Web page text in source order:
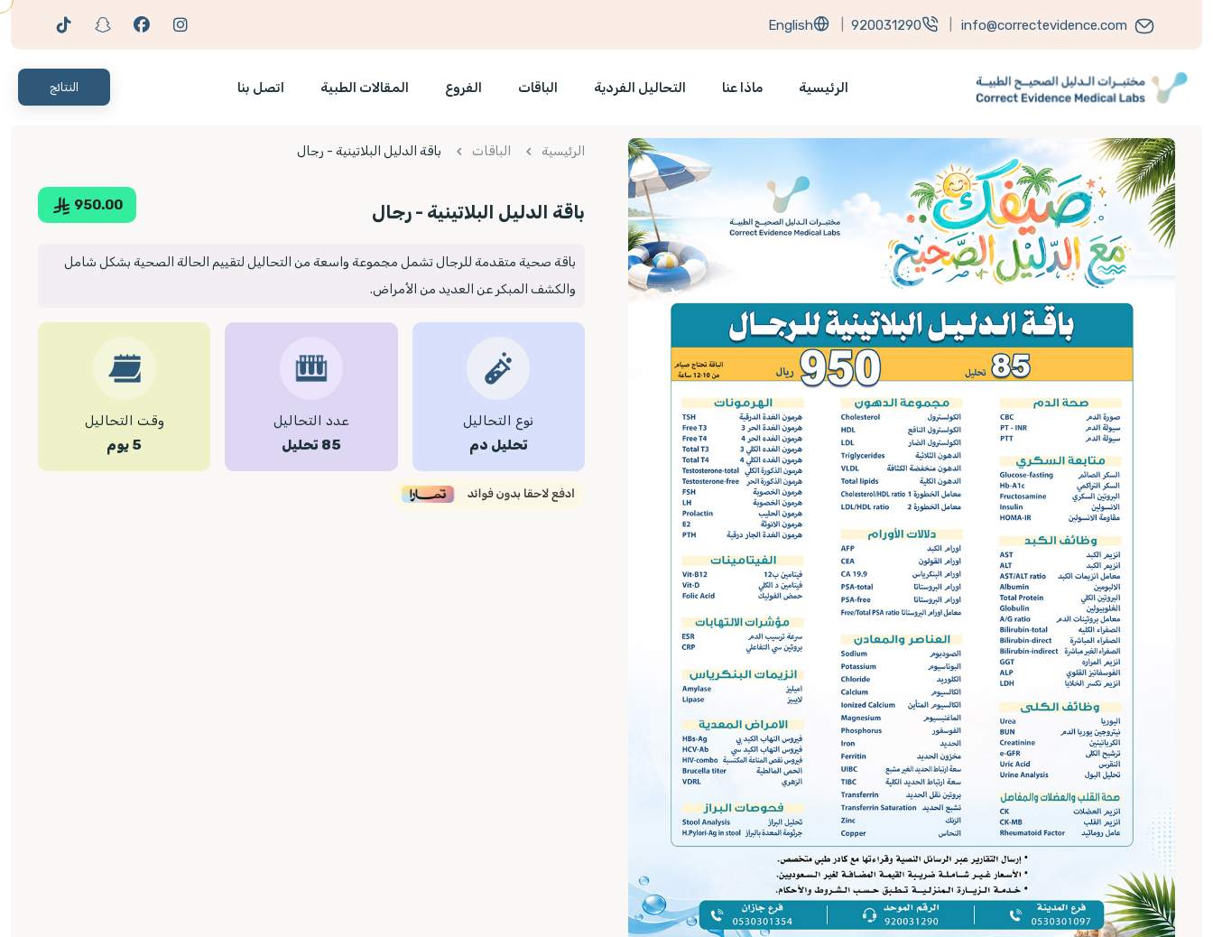
info@correctevidence.com
920031290
English
الرئيسية ماذا عنا التحاليل الفردية الباقات الفروع المقالات الطبية اتصل بنا النتائج
الرئيسية الباقات باقة الدليل البلاتينية - رجال
باقة الدليل البلاتينية - رجال 950.00
باقة صحية متقدمة للرجال تشمل مجموعة واسعة من التحاليل لتقييم الحالة الصحية بشكل شامل
والكشف المبكر عن العديد من الأمراض.
نوع التحاليل
تحليل دم
عدد التحاليل
85 تحليل
وقت التحاليل
5 يوم